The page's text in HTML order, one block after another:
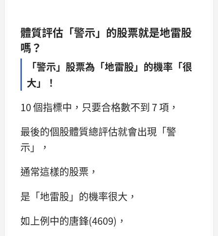
體質評估「警示」的股票就是地雷股
嗎？
「警示」股票為「地雷股」的機率「很
大」！
10 個指標中，只要合格數不到 7 項，
最後的個股體質總評估就會出現「警
示」，
通常這樣的股票，
是「地雷股」的機率很大，
如上例中的唐鋒(4609)，